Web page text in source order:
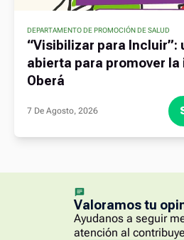
DEPARTAMENTO DE PROMOCIÓN DE SALUD
“Visibilizar para Incluir”:
abierta para promover la
Oberá
7 De Agosto, 2026
Valoramos tu
Ayudanos a seguir
atención al